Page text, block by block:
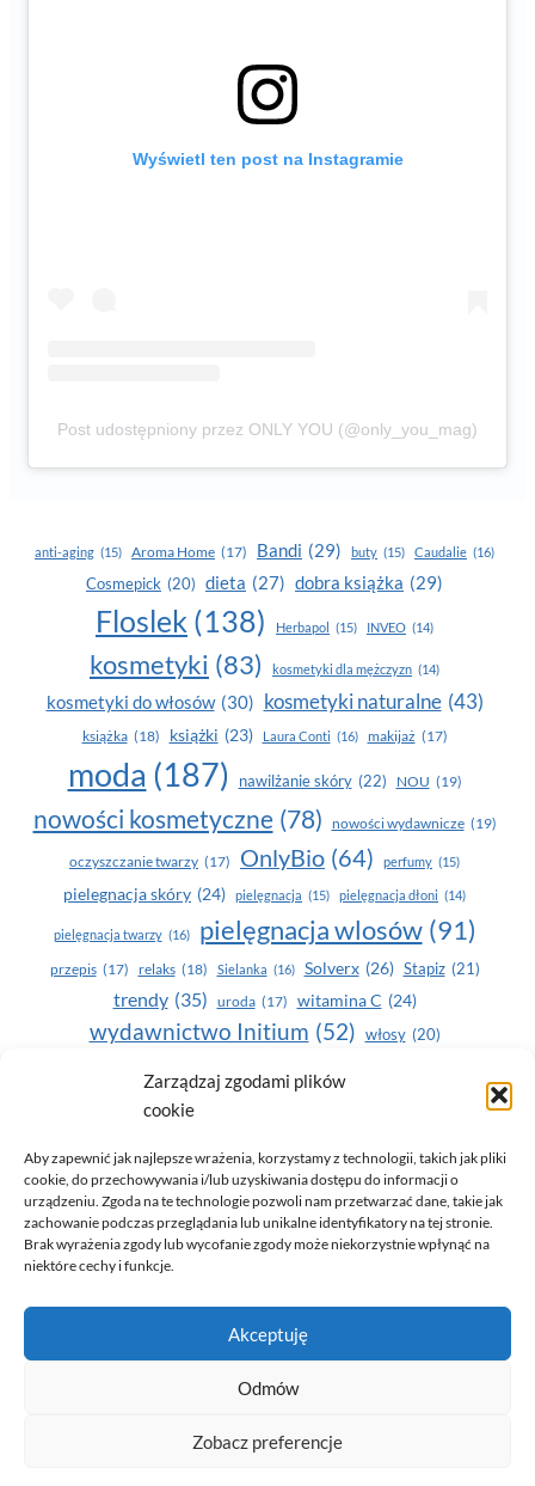
Zarządzaj zgodami plików
cookie
Aby zapewnić jak najlepsze wrażenia, korzystamy z technologii, takich jak pliki
cookie, do przechowywania i/lub uzyskiwania dostępu do informacji o
urządzeniu. Zgoda na te technologie pozwoli nam przetwarzać dane, takie jak
zachowanie podczas przeglądania lub unikalne identyfikatory na tej stronie.
Brak wyrażenia zgody lub wycofanie zgody może niekorzystnie wpłynąć na
niektóre cechy i funkcje.
Akceptuję
Odmów
Zobacz preferencje
Wyświetl ten post na Instagramie
Post udostępniony przez ONLY YOU (@only_you_mag)
anti-aging (15) Aroma Home (17) Bandi (29) buty (15) Caudalie (16)
Cosmepick (20) dieta (27) dobra książka (29)
Floslek (138) Herbapol (15) INVEO (14)
kosmetyki (83) kosmetyki dla mężczyzn (14)
kosmetyki do włosów (30) kosmetyki naturalne (43)
książka (18) książki (23) Laura Conti (16) makijaż (17)
moda (187) nawilżanie skóry (22) NOU (19)
nowości kosmetyczne (78) nowości wydawnicze (19)
oczyszczanie twarzy (17) OnlyBio (64) perfumy (15)
pielegnacja skóry (24) pielęgnacja (15) pielęgnacja dłoni (14)
pielęgnacja twarzy (16) pielęgnacja wlosów (91)
przepis (17) relaks (18) Sielanka (16) Solverx (26) Stapiz (21)
trendy (35) uroda (17) witamina C (24)
wydawnictwo Initium (52) włosy (20)
Yasumi(164) zdrowe zęby
zdrowie
© 2026 Only You - portal dla kobiet (uroda, moda, zdrowie)
opracowanie:AZDOBRESTRONY
Polityka prywatności i RODO